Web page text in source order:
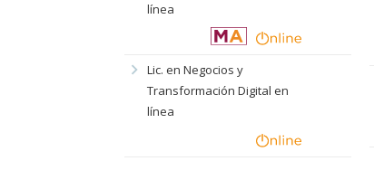
línea
chevron_right
Lic. en Negocios y
Transformación Digital en
línea